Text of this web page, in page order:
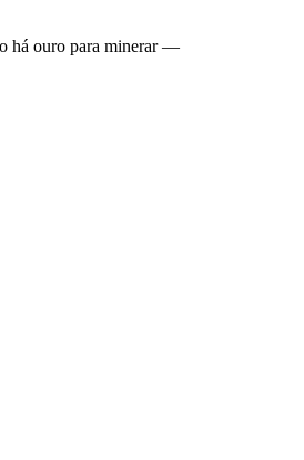
há ouro para minerar —